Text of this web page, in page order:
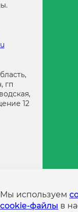
гп
12
Мы используем
cookie-файлы в